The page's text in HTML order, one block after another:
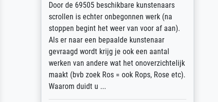
Door de 69505 beschikbare kunstenaars
scrollen is echter onbegonnen werk (na
stoppen begint het weer van voor af aan).
Als er naar een bepaalde kunstenaar
gevraagd wordt krijg je ook een aantal
werken van andere wat het onoverzichtelijk
maakt (bvb zoek Ros = ook Rops, Rose etc).
Waarom duidt u ...